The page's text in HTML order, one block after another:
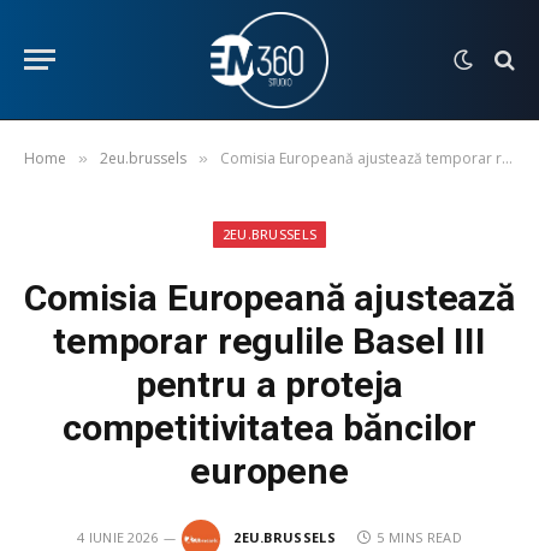
Home » 2eu.brussels » Comisia Europeană ajustează temporar regulile Basel III pentru a proteja competitivitatea băncilor europene
2EU.BRUSSELS
Comisia Europeană ajustează
temporar regulile Basel III
pentru a proteja
competitivitatea băncilor
europene
4 IUNIE 2026 2EU.BRUSSELS 5 MINS READ